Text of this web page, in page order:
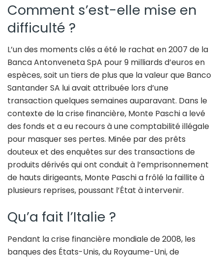
Comment s’est-elle mise en
difficulté ?
L’un des moments clés a été le rachat en 2007 de la
Banca Antonveneta SpA pour 9 milliards d’euros en
espèces, soit un tiers de plus que la valeur que Banco
Santander SA lui avait attribuée lors d’une
transaction quelques semaines auparavant. Dans le
contexte de la crise financière, Monte Paschi a levé
des fonds et a eu recours à une comptabilité illégale
pour masquer ses pertes. Minée par des prêts
douteux et des enquêtes sur des transactions de
produits dérivés qui ont conduit à l’emprisonnement
de hauts dirigeants, Monte Paschi a frôlé la faillite à
plusieurs reprises, poussant l’État à intervenir.
Qu’a fait l’Italie ?
Pendant la crise financière mondiale de 2008, les
banques des États-Unis, du Royaume-Uni, de